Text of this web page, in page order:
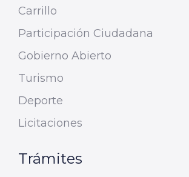
Carrillo
Participación Ciudadana
Gobierno Abierto
Turismo
Deporte
Licitaciones
Trámites